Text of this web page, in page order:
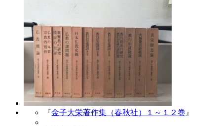
『金子大栄著作集（春秋社）１～１２巻 』